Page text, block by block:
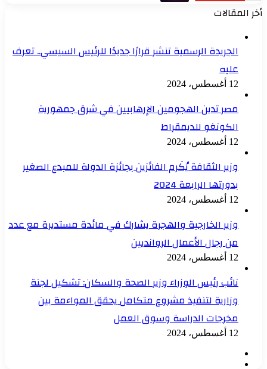
أخر المقالات
الجريدة الرسمية تنشر قرارًا جديدًا للرئيس السيسي.. تعرف
عليه
12 أغسطس، 2024
مصر تدين الهجومين الإرهابيين في شرق جمهورية
الكونغو للديمقراط
12 أغسطس، 2024
وزير الثقافة يُكَرم الفائزين بجائزة الدولة للمبدع الصغير
بدورتها الرابعة 2024
12 أغسطس، 2024
وزير الخارجية والهجرة يشارك في مائدة مستديرة مع عدد
من رجال الأعمال الروانديين
12 أغسطس، 2024
نائب رئيس الوزراء وزير الصحة والسكان: تشكيل لجنة
وزارية لتنفيذ مشروع متكامل يحقق المواءمة بين
مخرجات الدراسة وسوق العمل
12 أغسطس، 2024